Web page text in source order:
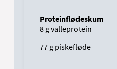
Proteinflødeskum
8 g valleprotein
77 g piskefløde